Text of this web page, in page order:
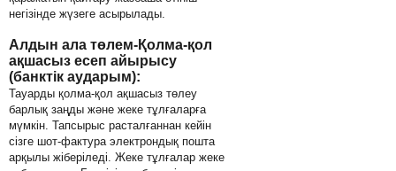
негізінде жүзеге асырылады.
Алдын ала төлем-Қолма-қол
ақшасыз есеп айырысу
(банктік аударым):
Тауарды қолма-қол ақшасыз төлеу
барлық заңды және жеке тұлғаларға
мүмкін. Тапсырыс расталғаннан кейін
сізге шот-фактура электрондық пошта
арқылы жіберіледі. Жеке тұлғалар жеке